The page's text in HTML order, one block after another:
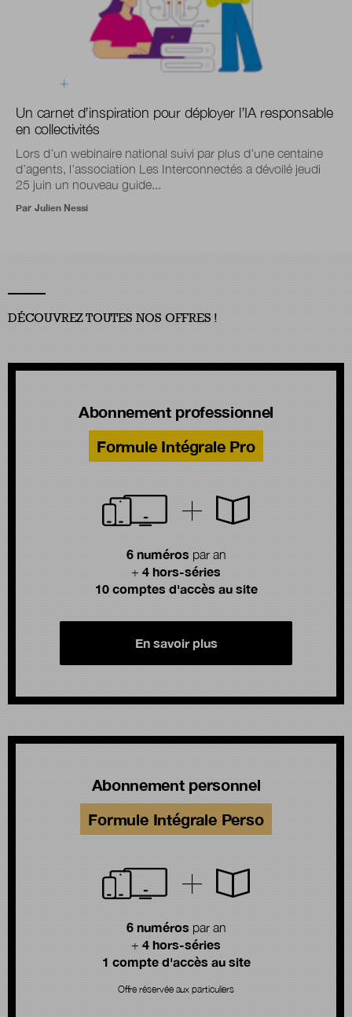
Un carnet d’inspiration pour déployer l’IA responsable
en collectivités
Lors d’un webinaire national suivi par plus d'une centaine
d’agents, l’association Les Interconnectés a dévoilé jeudi
25 juin un nouveau guide...
Par Julien Nessi
DÉCOUVREZ TOUTES NOS OFFRES !
Abonnement professionnel
Formule Intégrale Pro
6 numéros par an
+ 4 hors-séries
10 comptes d'accès au site
En savoir plus
Abonnement personnel
Formule Intégrale Perso
6 numérospar an
+ 4 hors-séries
1 compte d'accès au site
Offre réservée aux particuliers